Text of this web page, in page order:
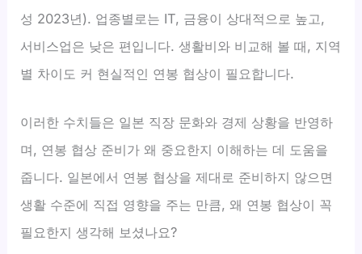
성 2023년). 업종별로는 IT, 금융이 상대적으로 높고,
서비스업은 낮은 편입니다. 생활비와 비교해 볼 때, 지역
별 차이도 커 현실적인 연봉 협상이 필요합니다.
이러한 수치들은 일본 직장 문화와 경제 상황을 반영하
며, 연봉 협상 준비가 왜 중요한지 이해하는 데 도움을
줍니다. 일본에서 연봉 협상을 제대로 준비하지 않으면
생활 수준에 직접 영향을 주는 만큼, 왜 연봉 협상이 꼭
필요한지 생각해 보셨나요?